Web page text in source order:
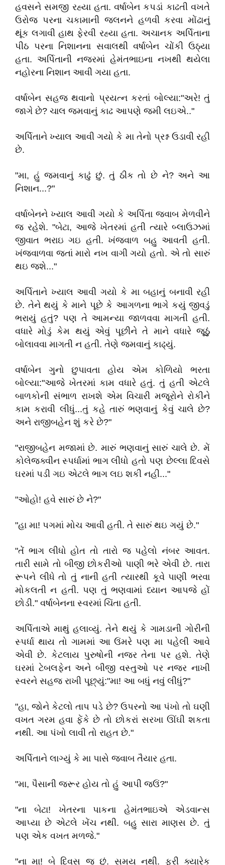
હવસને સમજી રહ્યા હતા. વર્ષાબેન કપડાં કાઢતી વખતે
ઉરોજ પરના ચકામાની જલનને હળવી કરવા મોંઢાનું
થૂંક લગાવી હાથ ફેરવી રહ્યા હતા. અચાનક અર્પિતાના
પીઠ પરના નિશાનના સવાલથી વર્ષાબેન ચોંકી ઉઠ્યા
હતા. અર્પિતાની નજરમાં હેમંતભાઇના નખથી થયેલા
નહોરના નિશાન આવી ગયા હતા.
વર્ષાબેન સહજ થવાનો પ્રયત્ન કરતાં બોલ્યા:"અરે! તું
જાગે છે? ચાલ જમવાનું કાઢ આપણે જમી લઇએ.."
અર્પિતાને ખ્યાલ આવી ગયો કે મા તેનો પ્રશ્ન ઉડાવી રહી
છે.
"મા, હું જમવાનું કાઢું છું. તું ઠીક તો છે ને? અને આ
નિશાન...?"
વર્ષાબેનને ખ્યાલ આવી ગયો કે અર્પિતા જવાબ મેળવીને
જ રહેશે. "બેટા, આજે ખેતરમાં હતી ત્યારે બ્લાઉઝમાં
જીવાત ભરાઇ ગઇ હતી. ખંજવાળ બહુ આવતી હતી.
ખંજવાળવા જતાં મારો નખ વાગી ગયો હતો. એ તો સારું
થઇ જશે..."
અર્પિતાને ખ્યાલ આવી ગયો કે મા બહાનું બનાવી રહી
છે. તેને થયું કે માને પૂછે કે આગળના ભાગે કયું જીવડું
ભરાયું હતું? પણ તે આમન્યા જાળવવા માગતી હતી.
વધારે મોડું કેમ થયું એવું પૂછીને તે માને વધારે જૂઠું
બોલાવવા માગતી ન હતી. તેણે જમવાનું કાઢ્યું.
વર્ષાબેન ગુનો છુપાવતા હોય એમ કોળિયો ભરતા
બોલ્યા:"આજે ખેતરમાં કામ વધારે હતું. તું હતી એટલે
બાળકોની સંભાળ રાખશે એમ વિચારી મજૂરોને રોકીને
કામ કરાવી લીધું...તું કહે તારું ભણવાનું કેવું ચાલે છે?
અને રાજીબહેન શું કરે છે?"
"રાજીબહેન મજામાં છે. મારું ભણવાનું સારું ચાલે છે. મેં
કોલેજક્વીન સ્પર્ધામાં ભાગ લીધો હતો પણ છેલ્લા દિવસે
ઘરમાં પડી ગઇ એટલે ભાગ લઇ શકી નહી..."
"ઓહો! હવે સારું છે ને?"
"હા મા! પગમાં મોચ આવી હતી. તે સારું થઇ ગયું છે."
"તેં ભાગ લીધો હોત તો તારો જ પહેલો નંબર આવત.
તારી સામે તો બીજી છોકરીઓ પાણી ભરે એવી છે. તારા
રૂપને લીધે તો તું નાની હતી ત્યારથી કૂવે પાણી ભરવા
મોકલતી ન હતી. પણ તું ભણવામાં ધ્યાન આપજે હોં
છોડી." વર્ષાબેનના સ્વરમાં ચિંતા હતી.
અર્પિતાએ માથું હલાવ્યું. તેને થયું કે ગામડાની ગોરીની
સ્પર્ધા થાય તો ગામમાં આ ઉંમરે પણ મા પહેલી આવે
એવી છે. કેટલાય પુરુષોની નજર તેના પર હશે. તેણે
ઘરમાં ટેબલફેન અને બીજી વસ્તુઓ પર નજર નાખી
સ્વરને સહજ રાખી પૂછ્યું:"મા! આ બધું નવું લીધું?"
"હા, જોને કેટલો તાપ પડે છે? ઉપરનો આ પંખો તો ઘણી
વખત ગરમ હવા ફેંકે છે તો છોકરાં સરખા ઊંઘી શકતા
નથી. આ પંખો લાવી તો રાહત છે."
અર્પિતાને લાગ્યું કે મા પાસે જવાબ તૈયાર હતા.
"મા, પૈસાની જરૂર હોય તો હું આપી જઉં?"
"ના બેટા! ખેતરના પાકના હેમંતભાઇએ એડવાન્સ
આપ્યા છે એટલે ખેંચ નથી. બહુ સારા માણસ છે. તું
પણ એક વખત મળજે."
"ના મા! બે દિવસ જ છું. સમય નથી. ફરી ક્યારેક